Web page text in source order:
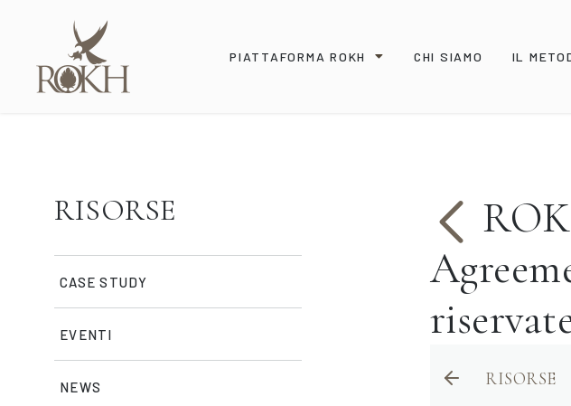
PIATTAFORMA ROKH CHI SIAMO IL
RISORSE
CASE STUDY
EVENTI
NEWS RISORSE